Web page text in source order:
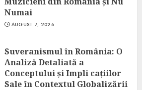
Numai
AUGUST 7, 2026
Suveranismul în România: O
Analiză Detaliată a
Conceptului și Impli cațiilor
Sale în Contextul Globalizării